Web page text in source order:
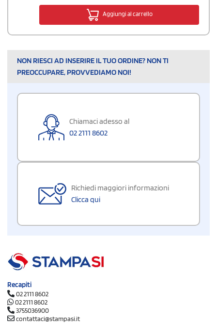
Aggiungi al carrello
NON RIESCI AD INSERIRE IL TUO ORDINE? NON TI
PREOCCUPARE, PROVVEDIAMO NOI!
Chiamaci adesso al
02 2111 8602
Richiedi maggiori informazioni
Clicca qui
Recapiti
02 2111 8602
02 2111 8602
3755036900
contattaci@stampasi.it